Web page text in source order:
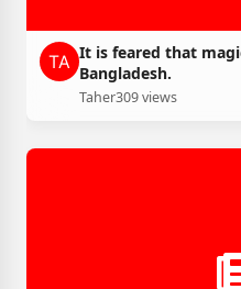
It is feared that
Bangladesh.
Taher309 views